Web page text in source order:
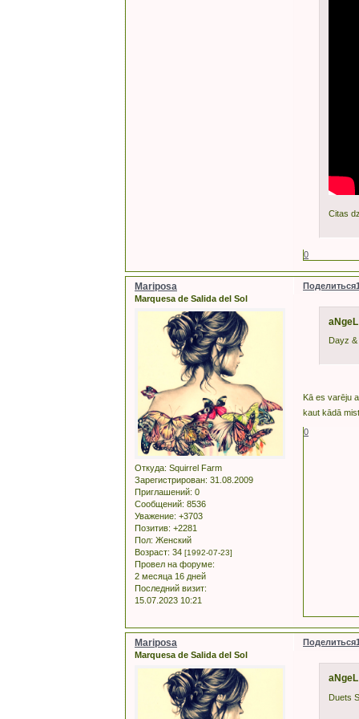
Citas
0
Поделиться
Mariposa
Marquesa de Salida del Sol
Откуда: Squirrel Farm
Зарегистрирован: 31.08.2009
Приглашений: 0
Сообщений: 8536
Уважение: +3703
Позитив: +2281
Пол: Женский
Возраст: 34 [1992-07-23]
Провел на форуме:
2 месяца 16 дней
Последний визит:
15.07.2023 10:21
Dayz
Kā es varēju
kaut kādā
0
Поделиться
Mariposa
Marquesa de Salida del Sol
Duets